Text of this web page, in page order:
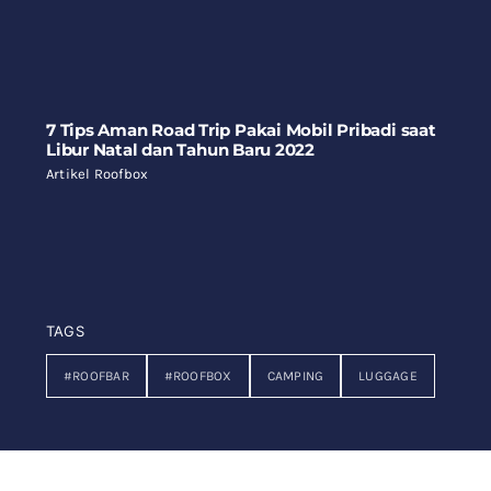
7 Tips Aman Road Trip Pakai Mobil Pribadi saat
Libur Natal dan Tahun Baru 2022
Artikel Roofbox
TAGS
#ROOFBAR #ROOFBOX CAMPING LUGGAGE